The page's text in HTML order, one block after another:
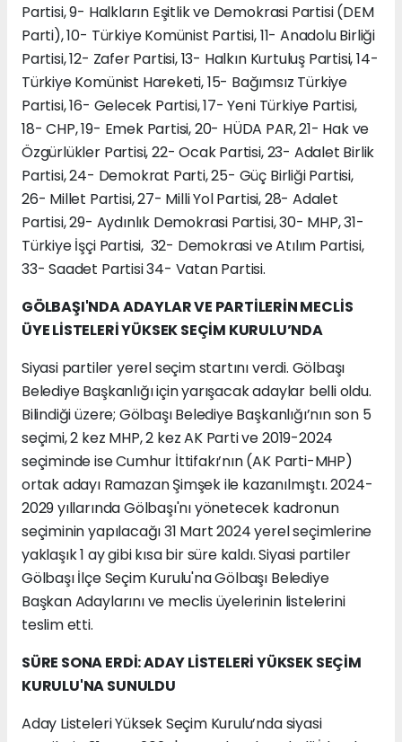
Partisi, 9- Halkların Eşitlik ve Demokrasi Partisi (DEM
Parti), 10- Türkiye Komünist Partisi, 11- Anadolu Birliği
Partisi, 12- Zafer Partisi, 13- Halkın Kurtuluş Partisi, 14-
Türkiye Komünist Hareketi, 15- Bağımsız Türkiye
Partisi, 16- Gelecek Partisi, 17- Yeni Türkiye Partisi,
18- CHP, 19- Emek Partisi, 20- HÜDA PAR, 21- Hak ve
Özgürlükler Partisi, 22- Ocak Partisi, 23- Adalet Birlik
Partisi, 24- Demokrat Parti, 25- Güç Birliği Partisi,
26- Millet Partisi, 27- Milli Yol Partisi, 28- Adalet
Partisi, 29- Aydınlık Demokrasi Partisi, 30- MHP, 31-
Türkiye İşçi Partisi, 32- Demokrasi ve Atılım Partisi,
33- Saadet Partisi 34- Vatan Partisi.
GÖLBAŞI'NDA ADAYLAR VE PARTİLERİN MECLİS
ÜYE LİSTELERİ YÜKSEK SEÇİM KURULU’NDA
Siyasi partiler yerel seçim startını verdi. Gölbaşı
Belediye Başkanlığı için yarışacak adaylar belli oldu.
Bilindiği üzere; Gölbaşı Belediye Başkanlığı’nın son 5
seçimi, 2 kez MHP, 2 kez AK Parti ve 2019-2024
seçiminde ise Cumhur İttifakı’nın (AK Parti-MHP)
ortak adayı Ramazan Şimşek ile kazanılmıştı. 2024-
2029 yıllarında Gölbaşı'nı yönetecek kadronun
seçiminin yapılacağı 31 Mart 2024 yerel seçimlerine
yaklaşık 1 ay gibi kısa bir süre kaldı. Siyasi partiler
Gölbaşı İlçe Seçim Kurulu'na Gölbaşı Belediye
Başkan Adaylarını ve meclis üyelerinin listelerini
teslim etti.
SÜRE SONA ERDİ: ADAY LİSTELERİ YÜKSEK SEÇİM
KURULU'NA SUNULDU
Aday Listeleri Yüksek Seçim Kurulu’nda siyasi